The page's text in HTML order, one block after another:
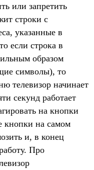
или запретить
строки с
указанные в
если строка в
образом
символы), то
телевизор начинает
секунд работает
на кнопки
кнопки на самом
и, в конец
Про